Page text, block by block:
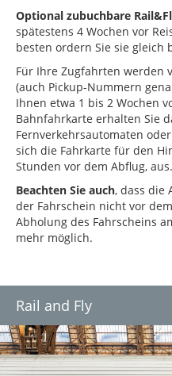
Optional zubuchbare
spätestens 4 Wochen vor
besten ordern Sie sie gleich
Für Ihre Zugfahrten werden
(auch Pickup-Nummern
Ihnen etwa 1 bis 2 Wochen
Bahnfahrkarte erhalten Sie
Fernverkehrsautomaten
sich die Fahrkarte für den
Stunden vor dem Abflug, aus.
Beachten Sie auch, dass die
der Fahrschein nicht vor
Abholung des Fahrscheins
mehr möglich.
Rail and Fly